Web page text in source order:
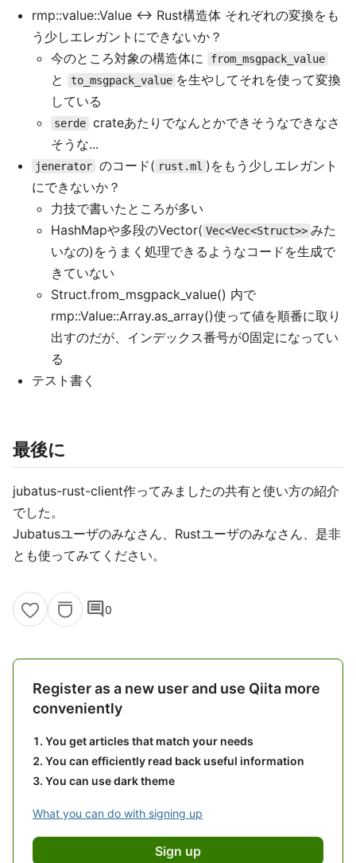
rmp::value::Value <-> Rust構造体 それぞれの変換をも
う少しエレガントにできないか？
今のところ対象の構造体に
from_msgpack_value
と to_msgpack_value を生やしてそれを使って変換
している
serde crateあたりでなんとかできそうなできなさ
そうな...
jenerator のコード( rust.ml )をもう少しエレガント
にできないか？
力技で書いたところが多い
HashMapや多段のVector( Vec<Vec<Struct>> みた
いなの)をうまく処理できるようなコードを生成で
きていない
Struct.from_msgpack_value() 内で
rmp::Value::Array.as_array()使って値を順番に取り
出すのだが、インデックス番号が0固定になってい
る
テスト書く
最後に
jubatus-rust-client作ってみましたの共有と使い方の紹介
でした。
Jubatusユーザのみなさん、Rustユーザのみなさん、是非
とも使ってみてください。
comment0
Register as a new user and use Qiita more
conveniently
You get articles that match your needs
You can efficiently read back useful information
You can use dark theme
What you can do with signing up
Sign up